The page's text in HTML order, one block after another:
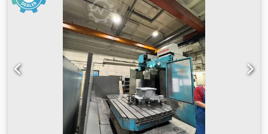
Vārpstas darbības laiks: 23 291 h Vadība ieslēgta: 83 301 h
Iekārta ieslēgta: 73 907 h Dsdpfozc D Eusx Apaeck
Programmas darbība: 27 807 h